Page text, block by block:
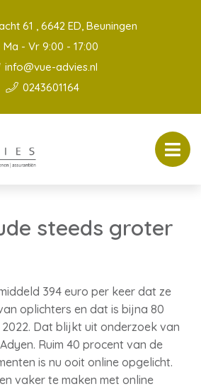
61 , 6642 ED, Beuningen
Ma - Vr 9:00 - 17:00
info@vue-advies.nl
0243601164
steeds groter
394 euro per keer dat ze
oplichters en dat is bijna 80
Dat blijkt uit onderzoek van
Ruim 40 procent van de
is nu ooit online opgelicht.
vaker te maken met online